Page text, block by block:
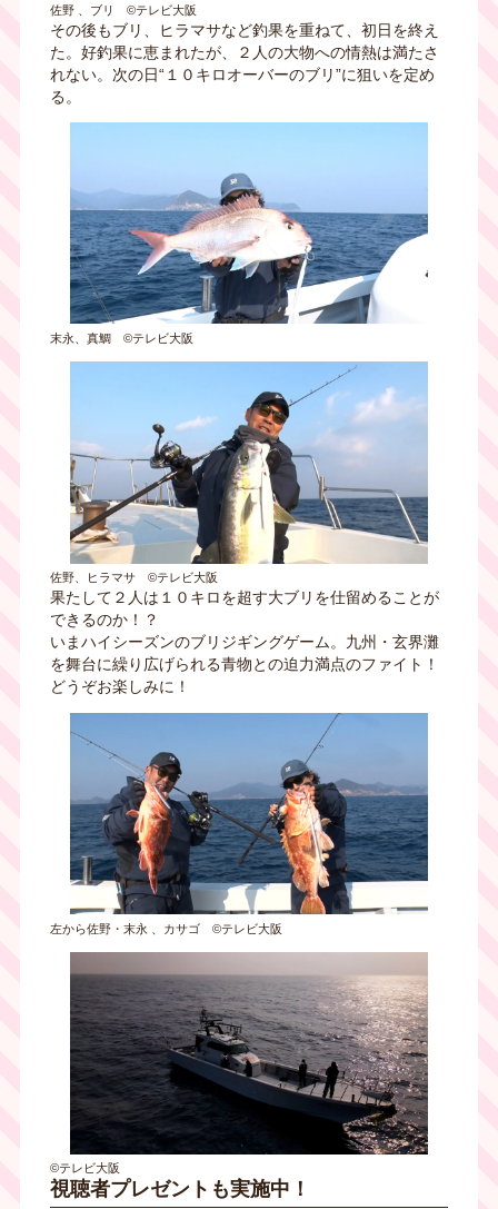
佐野 、ブリ ©テレビ大阪
その後もブリ、ヒラマサなど釣果を重ねて、初日を終え
た。好釣果に恵まれたが、２人の大物への情熱は満たさ
れない。次の日“１０キロオーバーのブリ”に狙いを定め
る。
末永、真鯛 ©テレビ大阪
佐野、ヒラマサ ©テレビ大阪
果たして２人は１０キロを超す大ブリを仕留めることが
できるのか！？
いまハイシーズンのブリジギングゲーム。九州・玄界灘
を舞台に繰り広げられる青物との迫力満点のファイト！
どうぞお楽しみに！
左から佐野・末永 、カサゴ ©テレビ大阪
©テレビ大阪
視聴者プレゼントも実施中！